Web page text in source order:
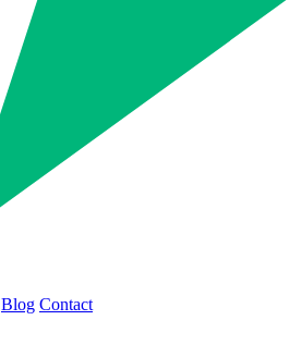
Blog Contact